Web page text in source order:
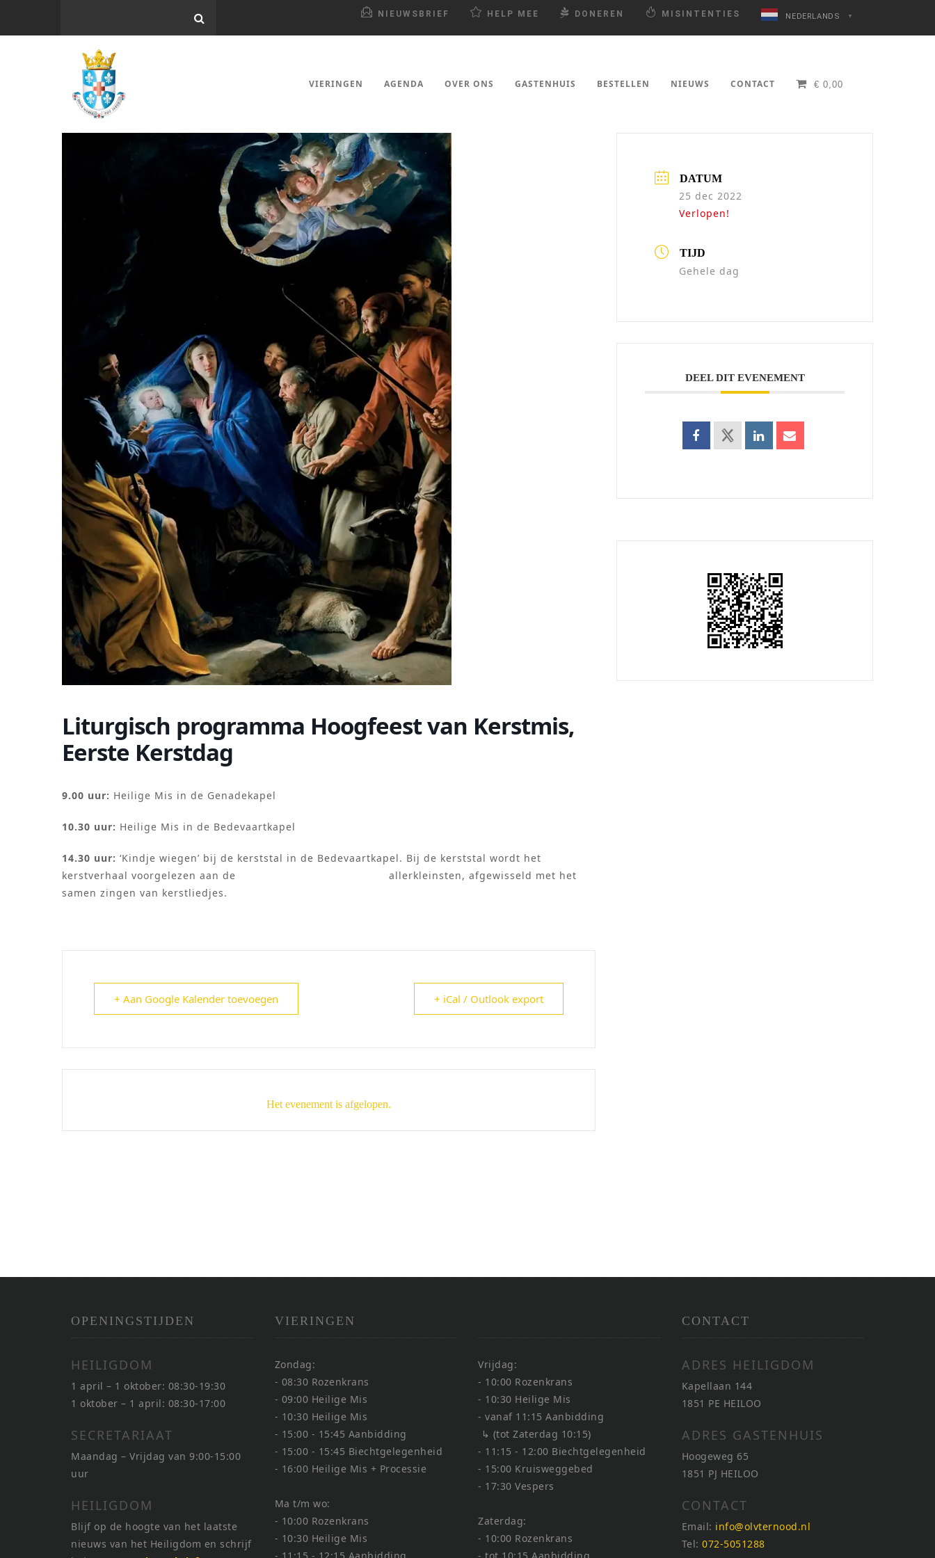
NIEUWSBRIEF HELP MEE DONEREN MISINTENTIES NEDERLANDS ▼
VIERINGEN AGENDA OVER ONS GASTENHUIS BESTELLEN NIEUWS CONTACT € 0,00
Liturgisch programma Hoogfeest van Kerstmis,
Eerste Kerstdag
9.00 uur: Heilige Mis in de Genadekapel
10.30 uur: Heilige Mis in de Bedevaartkapel
14.30 uur: ‘Kindje wiegen’ bij de kerststal in de Bedevaartkapel. Bij de kerststal wordt het
kerstverhaal voorgelezen aan de allerkleinsten, afgewisseld met het
samen zingen van kerstliedjes.
+ Aan Google Kalender toevoegen + iCal / Outlook export
Het evenement is afgelopen.
DATUM
25 dec 2022
Verlopen!
TIJD
Gehele dag
DEEL DIT EVENEMENT
OPENINGSTIJDEN
HEILIGDOM
1 april – 1 oktober: 08:30-19:30
1 oktober – 1 april: 08:30-17:00
SECRETARIAAT
Maandag – Vrijdag van 9:00-15:00
uur
HEILIGDOM
Blijf op de hoogte van het laatste
nieuws van het Heiligdom en schrijf
VIERINGEN
Zondag:
- 08:30 Rozenkrans
- 09:00 Heilige Mis
- 10:30 Heilige Mis
- 15:00 - 15:45 Aanbidding
- 15:00 - 15:45 Biechtgelegenheid
- 16:00 Heilige Mis + Processie
Ma t/m wo:
- 10:00 Rozenkrans
- 10:30 Heilige Mis
Vrijdag:
- 10:00 Rozenkrans
- 10:30 Heilige Mis
- vanaf 11:15 Aanbidding
↳ (tot Zaterdag 10:15)
- 11:15 - 12:00 Biechtgelegenheid
- 15:00 Kruisweggebed
- 17:30 Vespers
Zaterdag:
- 10:00 Rozenkrans
CONTACT
ADRES HEILIGDOM
Kapellaan 144
1851 PE HEILOO
ADRES GASTENHUIS
Hoogeweg 65
1851 PJ HEILOO
CONTACT
Email: info@olvternood.nl
Tel: 072-5051288